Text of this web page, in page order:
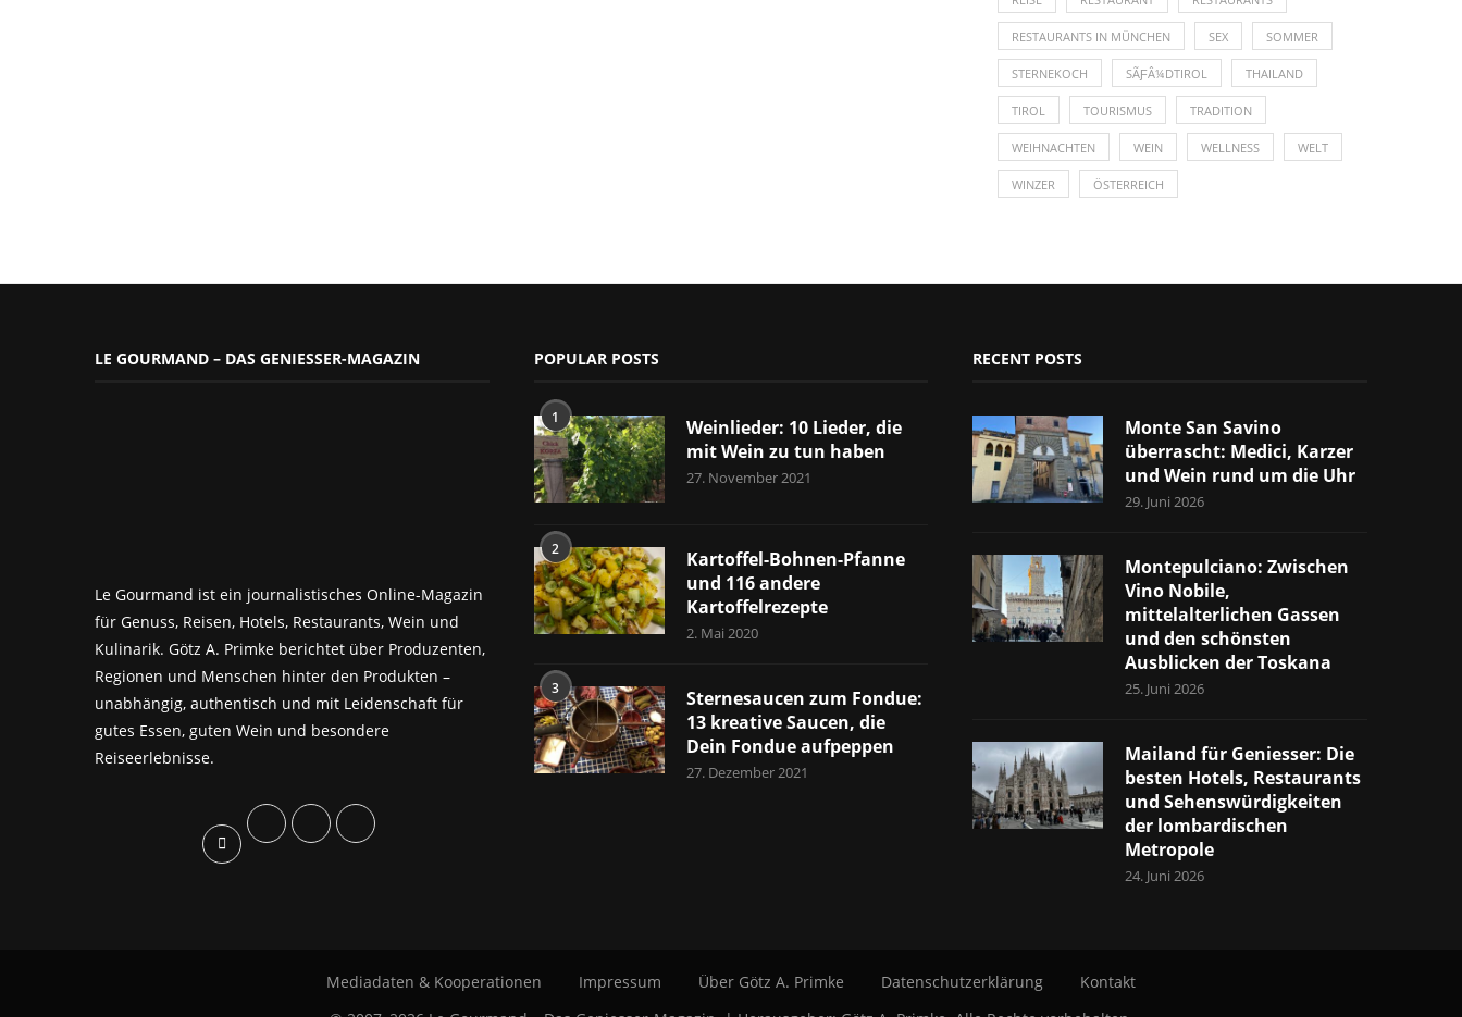
RESTAURANTS IN MÜNCHEN SEX SOMMER
STERNEKOCH SÃƑÂ¼DTIROL THAILAND
TIROL TOURISMUS TRADITION
WEIHNACHTEN WEIN WELLNESS WELT
WINZER ÖSTERREICH
LE GOURMAND – DAS GENIESSER-MAGAZIN
Le Gourmand ist ein journalistisches Online-Magazin
für Genuss, Reisen, Hotels, Restaurants, Wein und
Kulinarik. Götz A. Primke berichtet über Produzenten,
Regionen und Menschen hinter den Produkten –
unabhängig, authentisch und mit Leidenschaft für
gutes Essen, guten Wein und besondere
Reiseerlebnisse.
POPULAR POSTS
1
Weinlieder: 10 Lieder, die
mit Wein zu tun haben
27. November 2021
2
Kartoffel-Bohnen-Pfanne
und 116 andere
Kartoffelrezepte
2. Mai 2020
3
Sternesaucen zum Fondue:
13 kreative Saucen, die
Dein Fondue aufpeppen
27. Dezember 2021
RECENT POSTS
Monte San Savino
überrascht: Medici, Karzer
und Wein rund um die Uhr
29. Juni 2026
Montepulciano: Zwischen
Vino Nobile,
mittelalterlichen Gassen
und den schönsten
Ausblicken der Toskana
25. Juni 2026
Mailand für Geniesser: Die
besten Hotels, Restaurants
und Sehenswürdigkeiten
der lombardischen
Metropole
24. Juni 2026
Mediadaten & Kooperationen Impressum Über Götz A. Primke Datenschutzerklärung
Kontakt